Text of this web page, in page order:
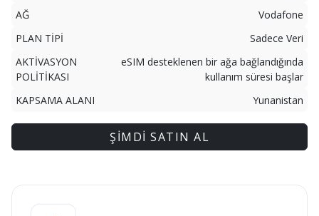
AĞ
Vodafone
PLAN TİPİ
Sadece Veri
AKTİVASYON
POLİTİKASI
eSIM desteklenen bir ağa bağlandığında
kullanım süresi başlar
KAPSAMA ALANI
Yunanistan
ŞİMDİ SATIN AL